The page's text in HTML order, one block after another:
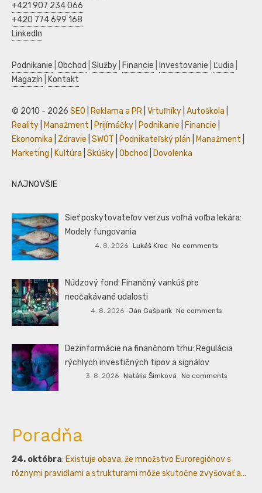
+421 907 234 066
+420 774 699 168
LinkedIn
Podnikanie Obchod Služby Financie Investovanie Ľudia
Magazín
Kontakt
© 2010 - 2026 SEO Reklama a PR Vrtuľníky Autoškola
Reality
Manažment Prijímáčky Podnikanie Financie
Ekonomika
Zdravie SWOT Podnikateľský plán Manažment
Marketing
Kultúra Skúšky Obchod Dovolenka
NAJNOVŠIE
Sieť poskytovateľov verzus voľná voľba lekára:
Modely fungovania
4. 8. 2026 Lukáš Kroc No comments
Núdzový fond: Finančný vankúš pre
neočakávané udalosti
4. 8. 2026 Ján Gašparík No comments
Dezinformácie na finančnom trhu: Regulácia
rýchlych investičných tipov a signálov
3. 8. 2026 Natália Šimková No comments
Poradňa
24. októbra: Existuje obava, že množstvo Euroregiónov s
rôznymi pravidlami a strukturami môže skutočne zvyšovať a...